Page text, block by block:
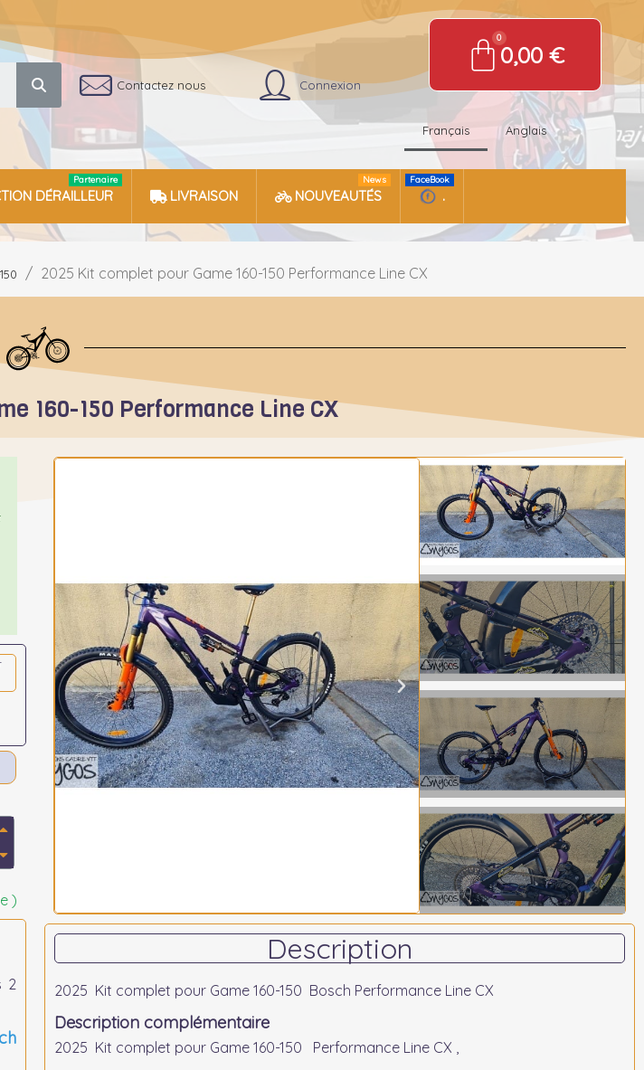
Contactez nous Connexion
0,00 €
Français Anglais
DÉRAILLEUR
Partenaire
LIVRAISON NOUVEAUTÉS
News
.
FaceBook
2025 Kit complet pour Game 160-150 Performance Line CX
160-150 Performance Line CX
)
2
Description
2025 Kit complet pour Game 160-150 Bosch Performance Line CX
Description complémentaire
2025 Kit complet pour Game 160-150 Performance Line CX ,